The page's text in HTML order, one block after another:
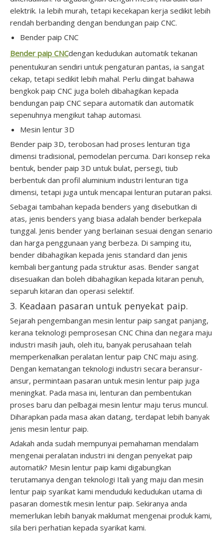
elektrik. Ia lebih murah, tetapi kecekapan kerja sedikit lebih
rendah berbanding dengan bendungan paip CNC.
Bender paip CNC
Bender paip CNCdengan kedudukan automatik tekanan
penentukuran sendiri untuk pengaturan pantas, ia sangat
cekap, tetapi sedikit lebih mahal. Perlu diingat bahawa
bengkok paip CNC juga boleh dibahagikan kepada
bendungan paip CNC separa automatik dan automatik
sepenuhnya mengikut tahap automasi.
Mesin lentur 3D
Bender paip 3D, terobosan had proses lenturan tiga
dimensi tradisional, pemodelan percuma. Dari konsep reka
bentuk, bender paip 3D untuk bulat, persegi, tiub
berbentuk dan profil aluminium industri lenturan tiga
dimensi, tetapi juga untuk mencapai lenturan putaran paksi.
Sebagai tambahan kepada benders yang disebutkan di
atas, jenis benders yang biasa adalah bender berkepala
tunggal. Jenis bender yang berlainan sesuai dengan senario
dan harga penggunaan yang berbeza. Di samping itu,
bender dibahagikan kepada jenis standard dan jenis
kembali bergantung pada struktur asas. Bender sangat
disesuaikan dan boleh dibahagikan kepada kitaran penuh,
separuh kitaran dan operasi selektif.
3. Keadaan pasaran untuk penyekat paip.
Sejarah pengembangan mesin lentur paip sangat panjang,
kerana teknologi pemprosesan CNC China dan negara maju
industri masih jauh, oleh itu, banyak perusahaan telah
memperkenalkan peralatan lentur paip CNC maju asing.
Dengan kematangan teknologi industri secara beransur-
ansur, permintaan pasaran untuk mesin lentur paip juga
meningkat. Pada masa ini, lenturan dan pembentukan
proses baru dan pelbagai mesin lentur maju terus muncul.
Diharapkan pada masa akan datang, terdapat lebih banyak
jenis mesin lentur paip.
Adakah anda sudah mempunyai pemahaman mendalam
mengenai peralatan industri ini dengan penyekat paip
automatik? Mesin lentur paip kami digabungkan
terutamanya dengan teknologi Itali yang maju dan mesin
lentur paip syarikat kami menduduki kedudukan utama di
pasaran domestik mesin lentur paip. Sekiranya anda
memerlukan lebih banyak maklumat mengenai produk kami,
sila beri perhatian kepada syarikat kami.